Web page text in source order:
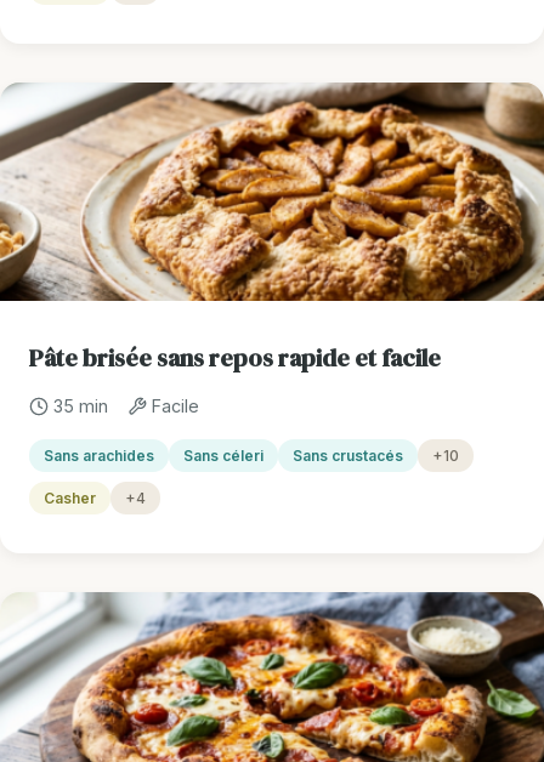
Pâte brisée sans repos rapide et facile
35 min Facile
Sans arachides Sans céleri Sans crustacés +10
Casher +4